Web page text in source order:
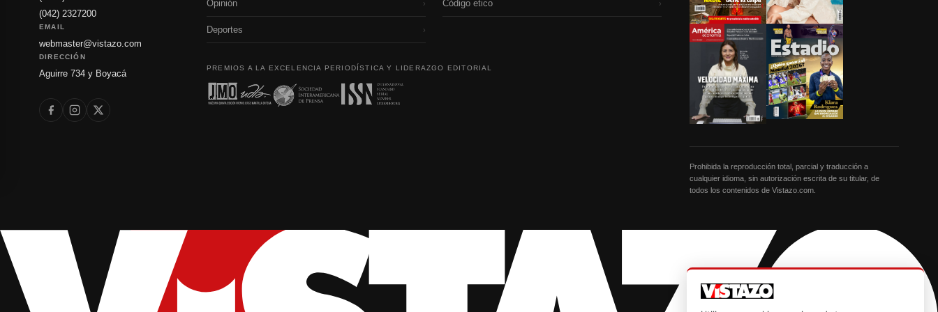
(042) 2327200
EMAIL
webmaster@vistazo.com
DIRECCIÓN
Aguirre 734 y Boyacá
Opinión ›
Deportes ›
Código etico ›
PREMIOS A LA EXCELENCIA PERIODÍSTICA Y LIDERAZGO EDITORIAL
Prohibida la reproducción total, parcial y traducción a
cualquier idioma, sin autorización escrita de su titular, de
todos los contenidos de Vistazo.com.